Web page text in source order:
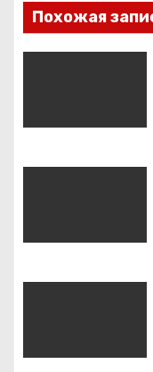
з
а
и
с
м
Похожая